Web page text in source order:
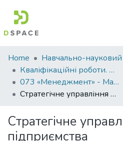
Communities
&
Collections
All of DSpace
Statistics
Home
Кваліфікаційні роботи. ННІ економіки, управління, права та ІТ
073 «Менеджмент» - Магістри 2021-2022
Стратегічне управління розвитком підприємства
Стратегічне
підприємства